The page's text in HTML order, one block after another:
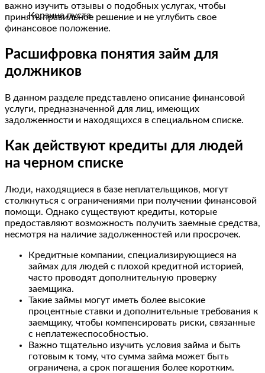
Корзина пуста.
важно изучить отзывы о подобных услугах, чтобы
принять правильное решение и не углубить свое
финансовое положение.
Расшифровка понятия займ для
должников
В данном разделе представлено описание финансовой
услуги, предназначенной для лиц, имеющих
задолженности и находящихся в специальном списке.
Как действуют кредиты для людей
на черном списке
Люди, находящиеся в базе неплательщиков, могут
столкнуться с ограничениями при получении финансовой
помощи. Однако существуют кредиты, которые
предоставляют возможность получить заемные средства,
несмотря на наличие задолженностей или просрочек.
Кредитные компании, специализирующиеся на
займах для людей с плохой кредитной историей,
часто проводят дополнительную проверку
заемщика.
Такие займы могут иметь более высокие
процентные ставки и дополнительные требования к
заемщику, чтобы компенсировать риски, связанные
с неплатежеспособностью.
Важно тщательно изучить условия займа и быть
готовым к тому, что сумма займа может быть
ограничена, а срок погашения более коротким.